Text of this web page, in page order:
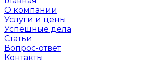
О компании
Услуги и цены
Успешные дела
Статьи
Вопрос-ответ
Контакты